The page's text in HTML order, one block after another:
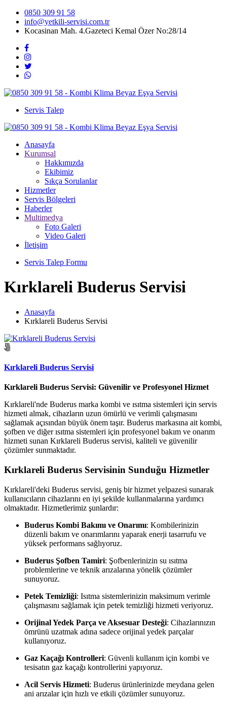
0850 309 91 58
info@yetkili-servisi.com.tr
Kocasinan Mah. 4.Gazeteci Kemal Özer No:28/14
Servis Talep
Anasayfa
Kurumsal
Hakkımızda
Ekibimiz
Sıkça Sorulanlar
Hizmetler
Servis Bölgeleri
Haberler
Multimedya
Foto Galeri
Video Galeri
İletişim
Servis Talep Formu
Kırklareli Buderus Servisi
Anasayfa
Kırklareli Buderus Servisi
Kırklareli Buderus Servisi
Kırklareli Buderus Servisi: Güvenilir ve Profesyonel Hizmet
Kırklareli'nde Buderus marka kombi ve ısıtma sistemleri için servis
hizmeti almak, cihazların uzun ömürlü ve verimli çalışmasını
sağlamak açısından büyük önem taşır. Buderus markasına ait kombi,
şofben ve diğer ısıtma sistemleri için profesyonel bakım ve onarım
hizmeti sunan Kırklareli Buderus servisi, kaliteli ve güvenilir
çözümler sunmaktadır.
Kırklareli Buderus Servisinin Sunduğu Hizmetler
Kırklareli'deki Buderus servisi, geniş bir hizmet yelpazesi sunarak
kullanıcıların cihazlarını en iyi şekilde kullanmalarına yardımcı
olmaktadır. Hizmetlerimiz şunlardır:
Buderus Kombi Bakımı ve Onarımı: Kombilerinizin
düzenli bakım ve onarımlarını yaparak enerji tasarrufu ve
yüksek performans sağlıyoruz.
Buderus Şofben Tamiri: Şofbenlerinizin su ısıtma
problemlerine ve teknik arızalarına yönelik çözümler
sunuyoruz.
Petek Temizliği: Isıtma sistemlerinizin maksimum verimle
çalışmasını sağlamak için petek temizliği hizmeti veriyoruz.
Orijinal Yedek Parça ve Aksesuar Desteği: Cihazlarınızın
ömrünü uzatmak adına sadece orijinal yedek parçalar
kullanıyoruz.
Gaz Kaçağı Kontrolleri: Güvenli kullanım için kombi ve
tesisatın gaz kaçağı kontrollerini yapıyoruz.
Acil Servis Hizmeti: Buderus ürünlerinizde meydana gelen
ani arızalar için hızlı ve etkili çözümler sunuyoruz.